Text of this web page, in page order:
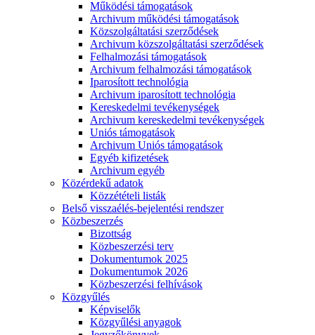
Működési támogatások
Archivum működési támogatások
Közszolgáltatási szerződések
Archivum közszolgáltatási szerződések
Felhalmozási támogatások
Archivum felhalmozási támogatások
Iparosított technológia
Archivum iparosított technológia
Kereskedelmi tevékenységek
Archivum kereskedelmi tevékenységek
Uniós támogatások
Archivum Uniós támogatások
Egyéb kifizetések
Archivum egyéb
Közérdekű adatok
Közzétételi listák
Belső visszaélés-bejelentési rendszer
Közbeszerzés
Bizottság
Közbeszerzési terv
Dokumentumok 2025
Dokumentumok 2026
Közbeszerzési felhívások
Közgyűlés
Képviselők
Közgyűlési anyagok